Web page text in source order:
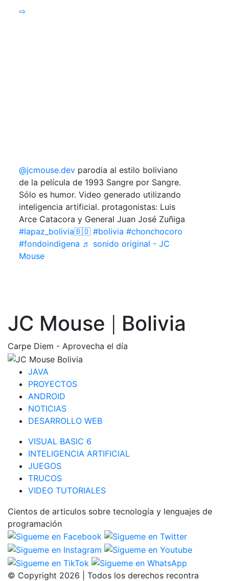
⇨
@jcmouse.dev parodia al estilo boliviano
de la película de 1993 Sangre por Sangre.
Sólo es humor. Video generado utilizando
inteligencia artificial. protagonistas: Luis
Arce Catacora y General Juan José Zuñiga
#lapaz_bolivia🇧🇴 #bolivia #chonchocoro
#fondoindigena ♬ sonido original - JC
Mouse
JC Mouse Bolivia
Carpe Diem - Aprovecha el día
JAVA
PROYECTOS
ANDROID
NOTICIAS
DESARROLLO WEB
VISUAL BASIC 6
INTELIGENCIA ARTIFICIAL
JUEGOS
TRUCOS
VIDEO TUTORIALES
Cientos de articulos sobre tecnología y lenguajes de
programación
© Copyright 2026 | Todos los derechos recontra